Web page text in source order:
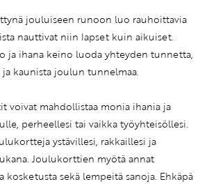
jouluiseen runoon luo rauhoittavia
nauttivat niin lapset kuin aikuiset.
ja ihana keino luoda yhteyden tunnetta,
kaunista joulun tunnelmaa.
voivat mahdollistaa monia ihania ja
perheellesi tai vaikka työyhteisöllesi.
ystävillesi, rakkaillesi ja
Joulukorttien myötä annat
kosketusta sekä lempeitä sanoja. Ehkäpä